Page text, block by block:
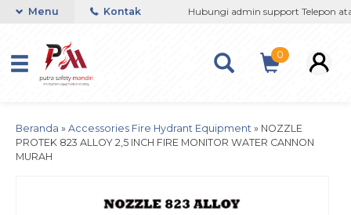
/ 081290691054 Hubungi admin support Telepon
Menu Kontak
0
Beranda » Accessories Fire Hydrant Equipment » NOZZLE
PROTEK 823 ALLOY 2,5 INCH FIRE MONITOR WATER CANNON
MURAH